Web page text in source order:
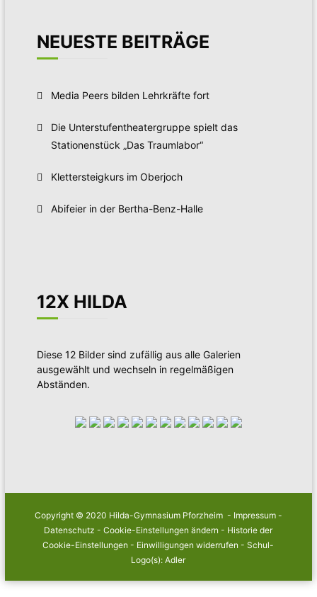
NEUESTE BEITRÄGE
Media Peers bilden Lehrkräfte fort
Die Unterstufentheatergruppe spielt das
Stationenstück „Das Traumlabor“
Klettersteigkurs im Oberjoch
Abifeier in der Bertha-Benz-Halle
12X HILDA
Diese 12 Bilder sind zufällig aus alle Galerien
ausgewählt und wechseln in regelmäßigen
Abständen.
Copyright © 2020 Hilda-Gymnasium Pforzheim - Impressum-
Datenschutz -Cookie-Einstellungen ändern - Historie der
Cookie-Einstellungen - Einwilligungen widerrufen - Schul-
Logo(s): Adler